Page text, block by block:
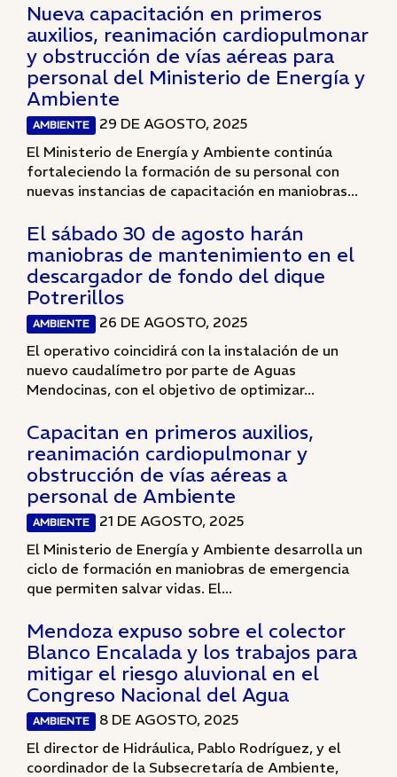
Nueva capacitación en primeros
auxilios, reanimación cardiopulmonar
y obstrucción de vías aéreas para
personal del Ministerio de Energía y
Ambiente
AMBIENTE
29 DE AGOSTO, 2025
El Ministerio de Energía y Ambiente continúa
fortaleciendo la formación de su personal con
nuevas instancias de capacitación en maniobras...
El sábado 30 de agosto harán
maniobras de mantenimiento en el
descargador de fondo del dique
Potrerillos
AMBIENTE
26 DE AGOSTO, 2025
El operativo coincidirá con la instalación de un
nuevo caudalímetro por parte de Aguas
Mendocinas, con el objetivo de optimizar...
Capacitan en primeros auxilios,
reanimación cardiopulmonar y
obstrucción de vías aéreas a
personal de Ambiente
AMBIENTE
21 DE AGOSTO, 2025
El Ministerio de Energía y Ambiente desarrolla un
ciclo de formación en maniobras de emergencia
que permiten salvar vidas. El...
Mendoza expuso sobre el colector
Blanco Encalada y los trabajos para
mitigar el riesgo aluvional en el
Congreso Nacional del Agua
AMBIENTE
8 DE AGOSTO, 2025
El director de Hidráulica, Pablo Rodríguez, y el
coordinador de la Subsecretaría de Ambiente,